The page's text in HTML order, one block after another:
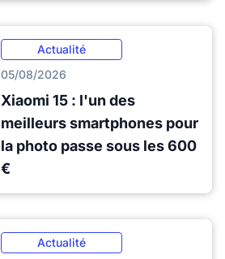
Actualité
05/08/2026
Xiaomi 15 : l'un des
meilleurs smartphones pour
la photo passe sous les 600
€
Actualité